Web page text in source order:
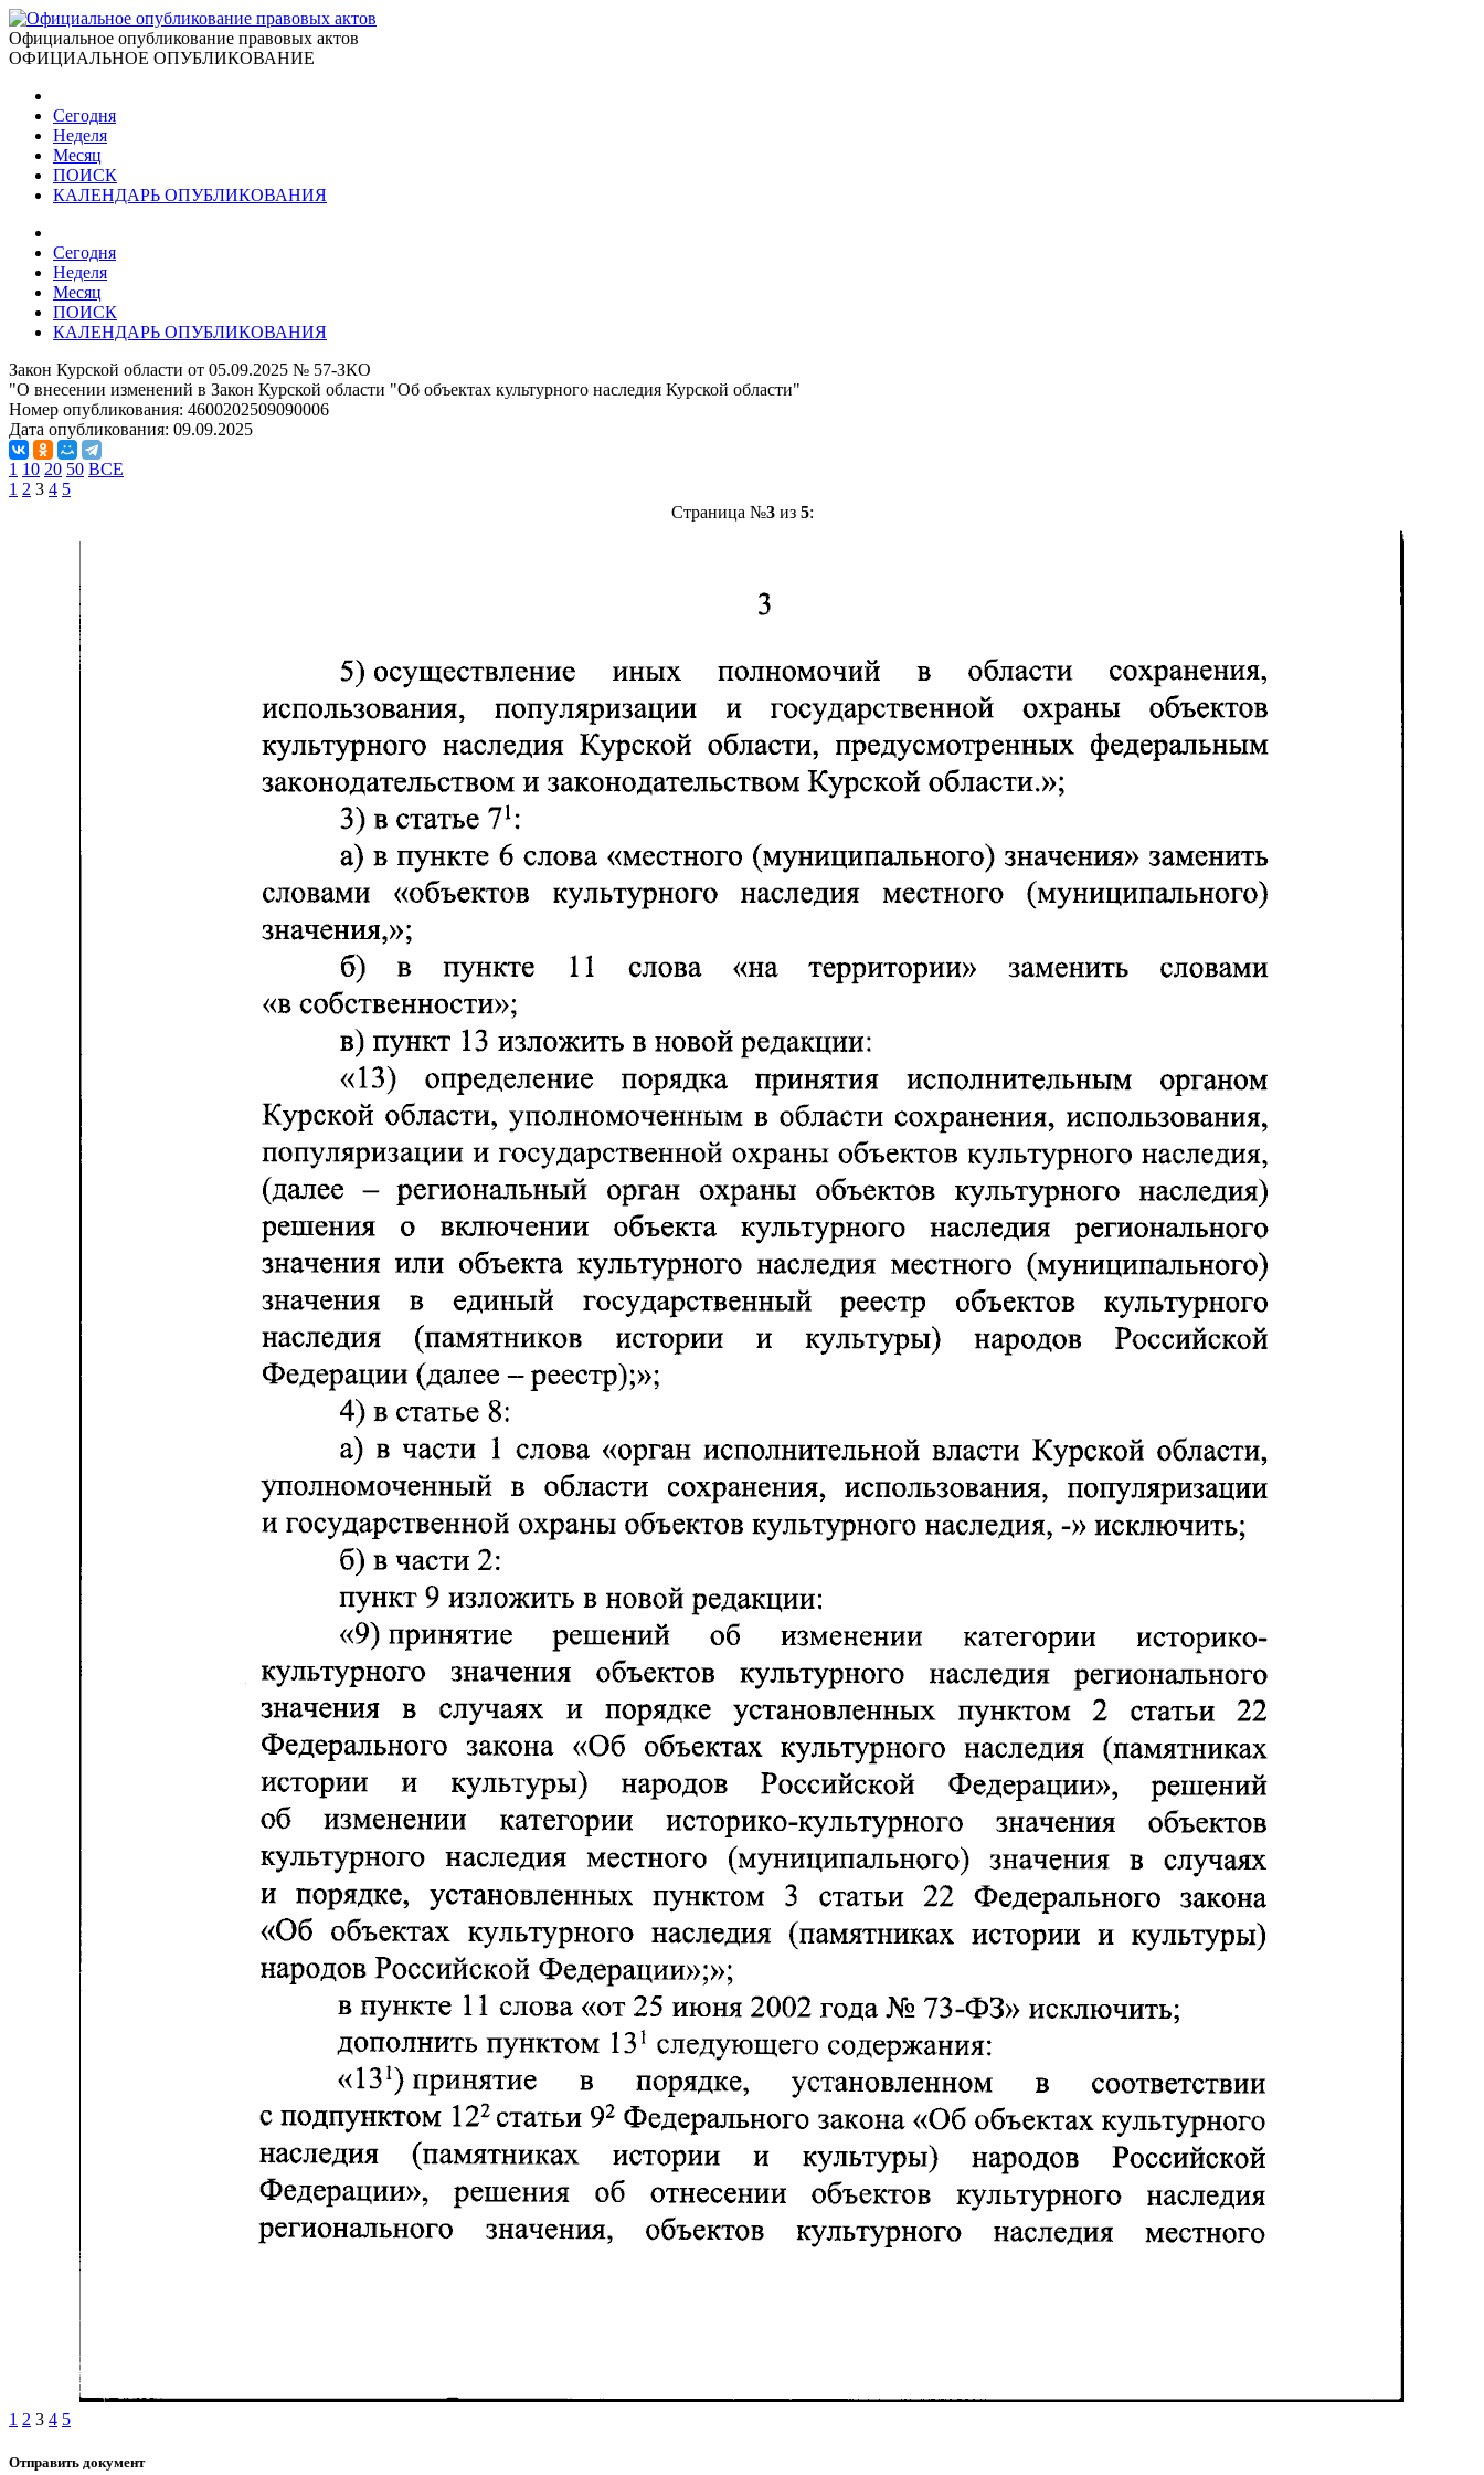
Официальное опубликование правовых актов
ОФИЦИАЛЬНОЕ ОПУБЛИКОВАНИЕ
Сегодня
Неделя
Месяц
ПОИСК
КАЛЕНДАРЬ ОПУБЛИКОВАНИЯ
Сегодня
Неделя
Месяц
ПОИСК
КАЛЕНДАРЬ ОПУБЛИКОВАНИЯ
Закон Курской области от 05.09.2025 № 57-ЗКО
"О внесении изменений в Закон Курской области "Об объектах культурного наследия Курской области"
Номер опубликования: 4600202509090006
Дата опубликования: 09.09.2025
1 10 20 50 ВСЕ
1 2 3 4 5
Страница №3из 5:
1 2 3 4 5
Отправить документ